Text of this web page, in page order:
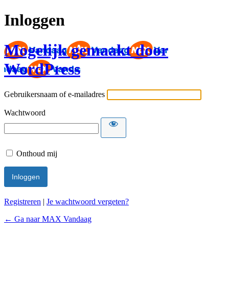
Inloggen
Mogelijk gemaakt door
WordPress
Gebruikersnaam of e-mailadres
Wachtwoord
Onthoud mij
Registreren | Je wachtwoord vergeten?
← Ga naar MAX Vandaag